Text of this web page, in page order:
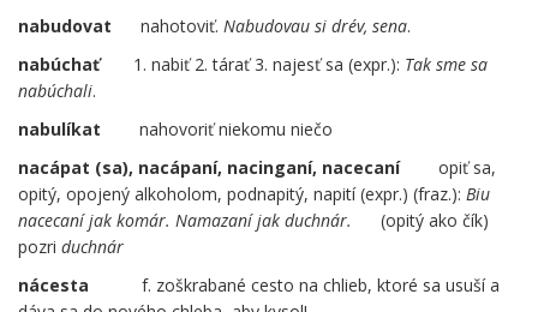
nabudovat nahotoviť. Nabudovau si drév, sena.
nabúchať1. nabiť 2. tárať 3. najesť sa (expr.): Tak sme sa
nabúchali.
nabulíkat nahovoriť niekomu niečo
nacápat (sa), nacápaní, nacinganí, nacecaníopiť sa,
opitý, opojený alkoholom, podnapitý, napití (expr.) (fraz.): Biu
nacecaní jak komár. Namazaní jak duchnár.
(opitý ako čík)
pozri duchnár
nácesta f. zoškrabané cesto na chlieb, ktoré sa usuší a